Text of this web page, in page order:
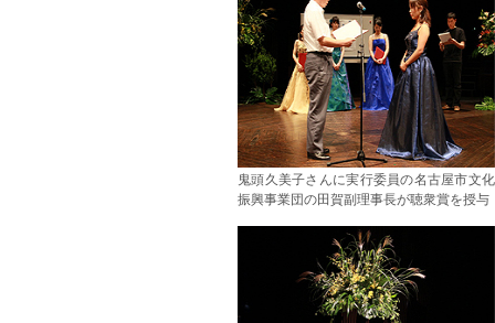
鬼頭久美子さんに実行委員の名古屋市文化
振興事業団の田賀副理事長が聴衆賞を授与